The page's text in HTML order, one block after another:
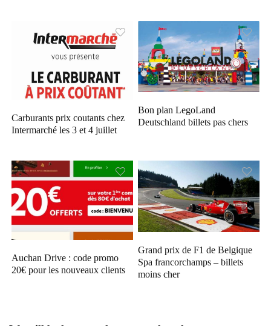
Carburants prix coutants chez
Intermarché les 3 et 4 juillet
Bon plan LegoLand
Deutschland billets pas chers
Auchan Drive : code promo
20€ pour les nouveaux clients
Grand prix de F1 de Belgique
Spa francorchamps – billets
moins cher